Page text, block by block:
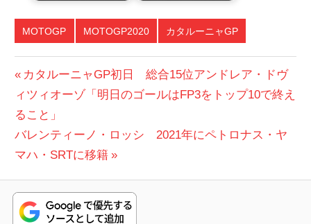
MOTOGP MOTOGP2020 カタルーニャGP
投
稿
ナ
ビ
ゲ
ー
前
の
投
稿:
カタルーニャGP初日 総合15位アンドレア・ドヴ
ィツィオーゾ「明日のゴールはFP3をトップ10で終え
ること」
次
の
稿:
バレンティーノ・ロッシ 2021年にペトロナス・ヤ
マハ・SRTに移籍